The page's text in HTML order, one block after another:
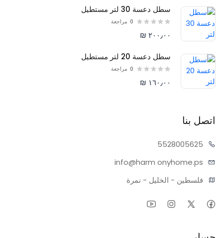
سطل دعسة 30 لتر مستطيل
0 مراجعة
٢٠٠٫٠٠ ₪
سطل دعسة 20 لتر مستطيل
0 مراجعة
١٦٠٫٠٠ ₪
اتصل بنا
05625
55280
info@harm onyhome.ps
فلسطين - الخليل - نمرة